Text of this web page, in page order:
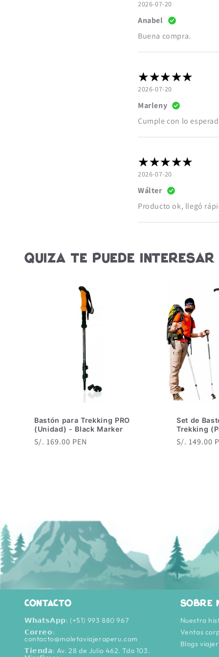
2026-07-20
Anabel
Buena compra.
2026-07-20
Marleny
Cumple con lo
2026-07-20
Wálter
Producto ok, llegó
Quiza te puede interesar
Bastón para Trekking PRO
(Unidad) - Black Marker
Precio
S/. 169.00 PEN
Set de
Trekking
Precio
S/. 149.00
Contacto
𝗪𝗵𝗮𝘁𝘀𝗔𝗽𝗽: (+51) 993 880 967
𝗖𝗼𝗿𝗿𝗲𝗼:
contacto@maletaviajeraperu.com
𝗧𝗶𝗲𝗻𝗱𝗮: Av. 28 de Julio 462. Tda 103.
Sobre
Nuestra
Ventas
Blogs